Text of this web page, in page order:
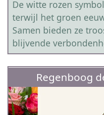
De witte rozen
terwijl het groen
Samen bieden ze
blijvende
Regenboog